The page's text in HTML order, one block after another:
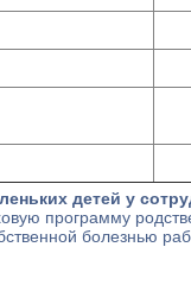
детей у
программу
болезнью